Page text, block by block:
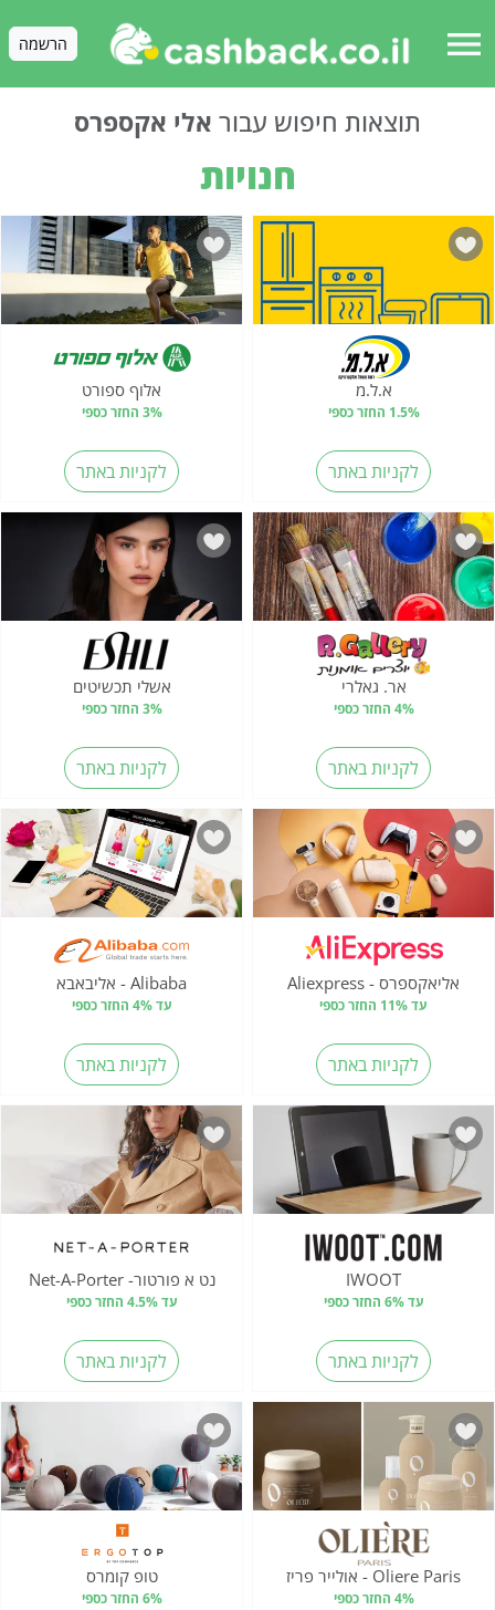
menu הרשמה
תוצאות חיפוש עבור אלי אקספרס
חנויות
א.ל.מ
1.5% החזר כספי
לקניות באתר
אלוף ספורט
3% החזר כספי
לקניות באתר
אר. גאלרי
4% החזר כספי
לקניות באתר
אשלי תכשיטים
3% החזר כספי
לקניות באתר
אליאקספרס - Aliexpress
עד 11% החזר כספי
לקניות באתר
Alibaba - אליבאבא
עד 4% החזר כספי
לקניות באתר
IWOOT
עד 6% החזר כספי
לקניות באתר
נט א פורטור- Net-A-Porter
עד 4.5% החזר כספי
לקניות באתר
Oliere Paris - אולייר פריז
4% החזר כספי
טופ קומרס
6% החזר כספי